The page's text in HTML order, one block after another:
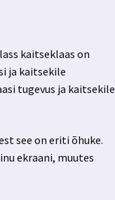
kaitseklaas on
ja kaitsekile
tugevus ja kaitsekile
see on eriti õhuke.
ekraani, muutes